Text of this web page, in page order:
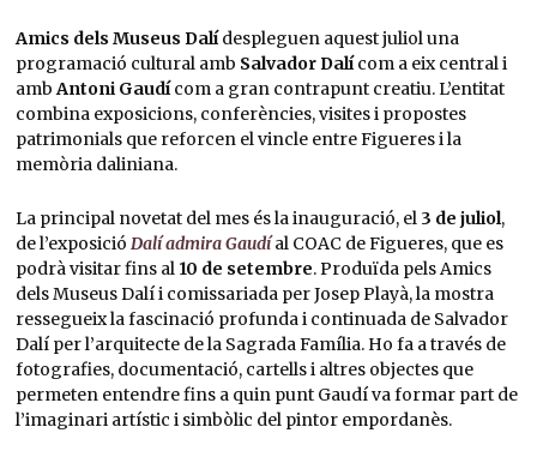
Amics dels Museus Dalídespleguen aquest juliol una
programació cultural amb Salvador Dalí com a eix central i
ambAntoni Gaudícom a gran contrapunt creatiu. L’entitat
combina exposicions, conferències, visites i propostes
patrimonials que reforcen el vincle entre Figueres i la
memòria daliniana.
La principal novetat del mes és la inauguració, el 3 de juliol,
de l’exposició Dalí admira Gaudíal COAC de Figueres, que es
podrà visitar fins al 10 de setembre. Produïda pels Amics
dels Museus Dalí i comissariada per Josep Playà, la mostra
ressegueix la fascinació profunda i continuada de Salvador
Dalí per l’arquitecte de la Sagrada Família. Ho fa a través de
fotografies, documentació, cartells i altres objectes que
permeten entendre fins a quin punt Gaudí va formar part de
l’imaginari artístic i simbòlic del pintor empordanès.